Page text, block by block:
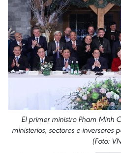
El primer ministro Pham Minh
ministerios, sectores e inversores
(Foto: